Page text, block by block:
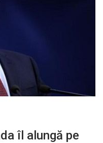
îl alungă pe